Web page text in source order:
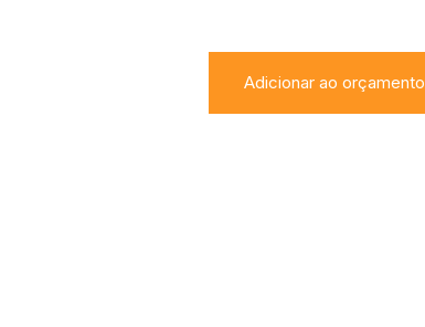
Adicionar ao orçamento